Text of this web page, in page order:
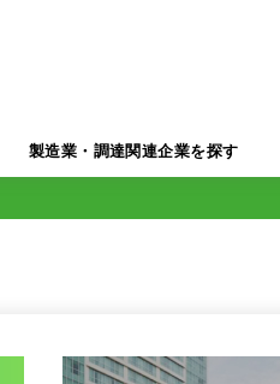
製造業・調達関連企業を探す